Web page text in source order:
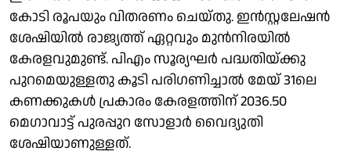
കോടി രൂപയും വിതരണം ചെയ്തു. ഇന്‍സ്റ്റലേഷന്‍
ശേഷിയില്‍ രാജ്യത്ത് ഏറ്റവും മുന്‍നിരയില്‍
കേരളവുമുണ്ട്. പിഎം സൂര്യഘര്‍ പദ്ധതിയ്ക്കു
പുറമെയുള്ളതു കൂടി പരിഗണിച്ചാല്‍ മേയ് 31ലെ
കണക്കുകള്‍ പ്രകാരം കേരളത്തിന് 2036.50
മെഗാവാട്ട് പുരപ്പുറ സോളാര്‍ വൈദ്യുതി
ശേഷിയാണുള്ളത്.